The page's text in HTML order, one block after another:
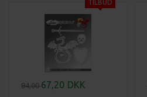
84,0067,20 DKK